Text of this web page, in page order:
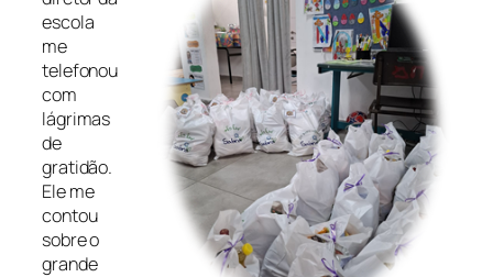
escola
me
telefonou
com
lágrimas
de
gratidão.
Ele me
contou
sobre o
grande